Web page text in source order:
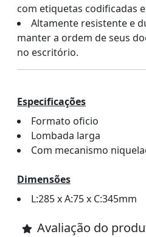
com etiquetas codificadas
Altamente resistente e
manter a ordem de seus
no escritório.
Especificações
Formato oficio
Lombada larga
Com mecanismo
Dimensões
L:285 x A:75 x C:345mm
Avaliação do